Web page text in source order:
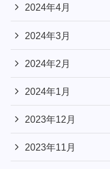
2024年4月
2024年3月
2024年2月
2024年1月
2023年12月
2023年11月